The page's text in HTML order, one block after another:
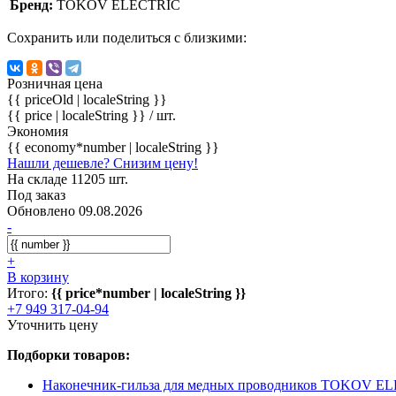
Бренд: TOKOV ELECTRIC
Сохранить или поделиться с близкими:
Розничная цена
{{ priceOld | localeString }}
{{ price | localeString }} / шт.
Экономия
{{ economy*number | localeString }}
Нашли дешевле? Снизим цену!
На складе 11205 шт.
Под заказ
Обновлено 09.08.2026
-
+
В корзину
Итого: {{ price*number | localeString }}
+7 949 317-04-94
Уточнить цену
Подборки товаров:
Наконечник-гильза для медных проводников TOKOV